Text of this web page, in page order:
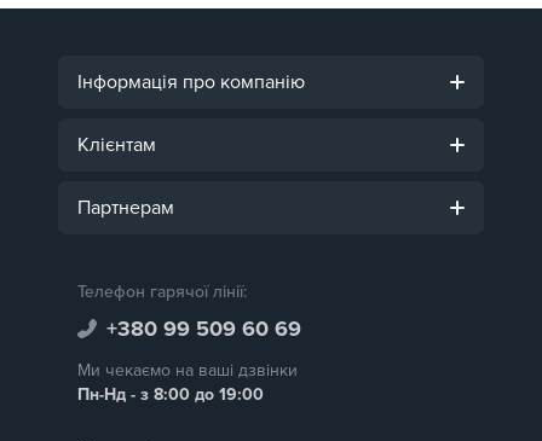
Інформація про компанію
Клієнтам
Партнерам
Телефон гарячої лінії:
+380 99 509 60 69
Ми чекаємо на ваші дзвінки
Пн-Нд - з 8:00 до 19:00